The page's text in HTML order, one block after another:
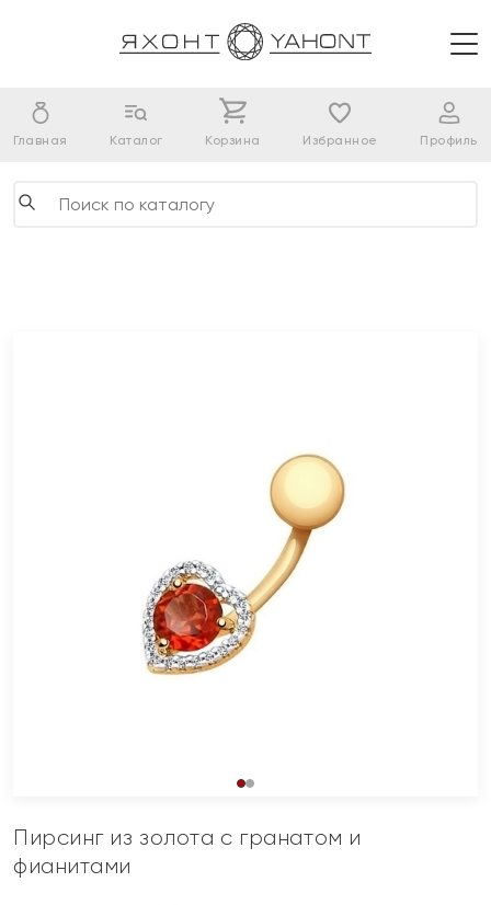
Главная Каталог Корзина Избранное Профиль
Пирсинг из золота с гранатом и
фианитами